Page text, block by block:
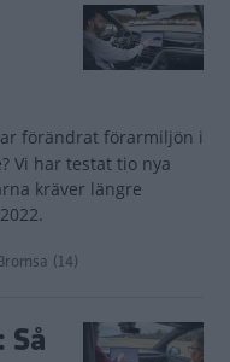
förändrat förarmiljön i
Vi har testat tio nya
kräver längre
(14)